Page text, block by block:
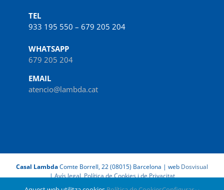
TEL
933 195 550 – 679 205 204
WHATSAPP
679 205 204
EMAIL
atencio@lambda.cat
Casal LambdaComte Borrell, 22 (08015) Barcelona | web Dosvisual
|Avís legal, Política de Cookies i de Privacitat